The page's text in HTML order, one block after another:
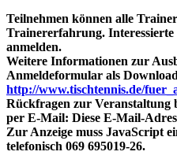
Teilnehmen können alle
Trainererfahrung.
anmelden.
Weitere Informationen zur
Anmeldeformular als
http://www.tischtennis.de/
Rückfragen zur Veranstaltung
per E-Mail: Diese E-Mail-
Zur Anzeige muss JavaScript
telefonisch 069 695019-26.